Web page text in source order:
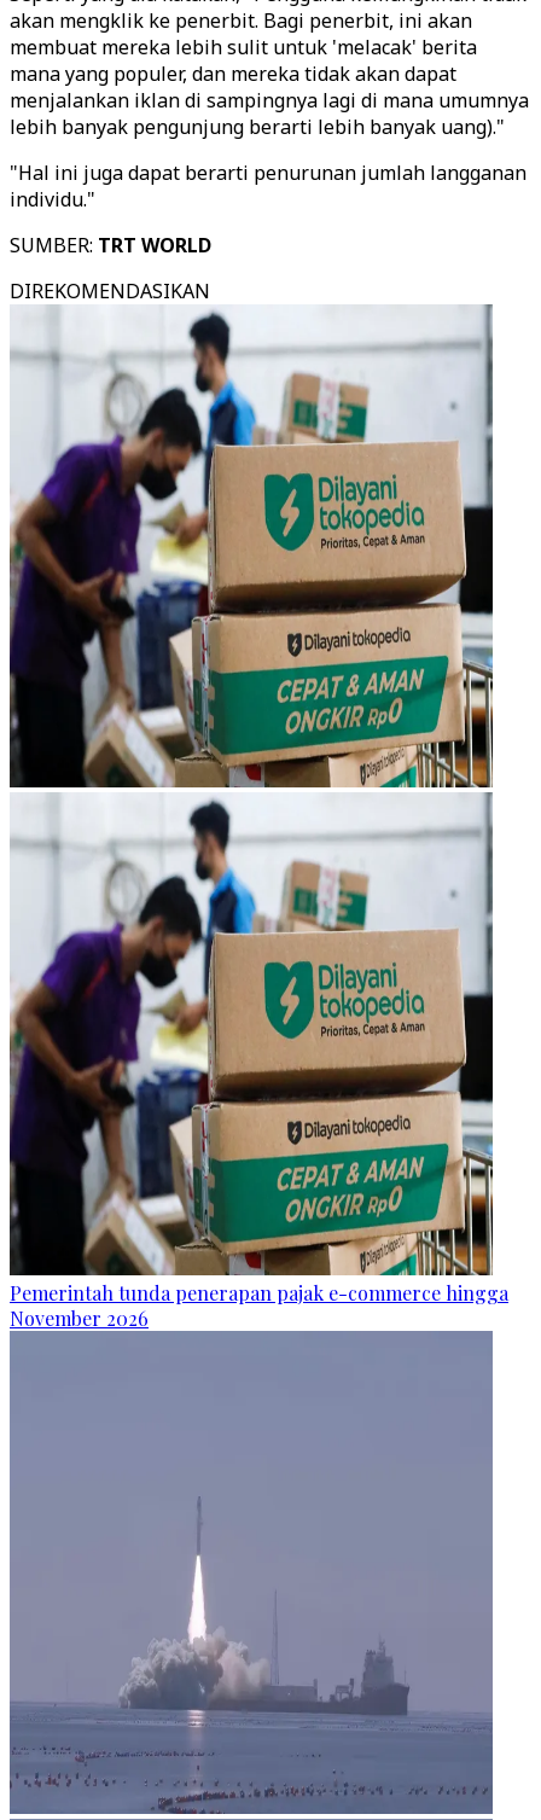
akan mengklik ke penerbit. Bagi penerbit, ini akan
membuat mereka lebih sulit untuk 'melacak' berita
mana yang populer, dan mereka tidak akan dapat
menjalankan iklan di sampingnya lagi di mana umumnya
lebih banyak pengunjung berarti lebih banyak uang)."
"Hal ini juga dapat berarti penurunan jumlah langganan
individu."
SUMBER: TRT WORLD
DIREKOMENDASIKAN
Pemerintah tunda penerapan pajak e-commerce hingga
November 2026